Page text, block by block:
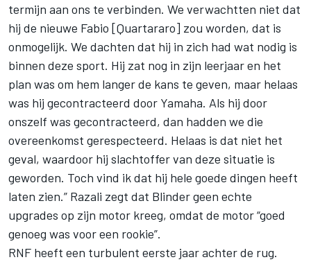
termijn aan ons te verbinden. We verwachtten niet dat
hij de nieuwe Fabio [Quartararo] zou worden, dat is
onmogelijk. We dachten dat hij in zich had wat nodig is
binnen deze sport. Hij zat nog in zijn leerjaar en het
plan was om hem langer de kans te geven, maar helaas
was hij gecontracteerd door Yamaha. Als hij door
onszelf was gecontracteerd, dan hadden we die
overeenkomst gerespecteerd. Helaas is dat niet het
geval, waardoor hij slachtoffer van deze situatie is
geworden. Toch vind ik dat hij hele goede dingen heeft
laten zien.” Razali zegt dat Blinder geen echte
upgrades op zijn motor kreeg, omdat de motor “goed
genoeg was voor een rookie”.
RNF heeft een turbulent eerste jaar achter de rug.